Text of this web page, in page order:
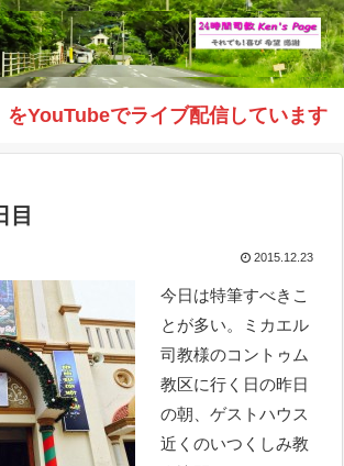
をYouTubeでライブ配信しています
目
2015.12.23
今日は特筆すべきこ
とが多い。ミカエル
司教様のコントゥム
教区に行く日の昨日
の朝、ゲストハウス
近くのいつくしみ教